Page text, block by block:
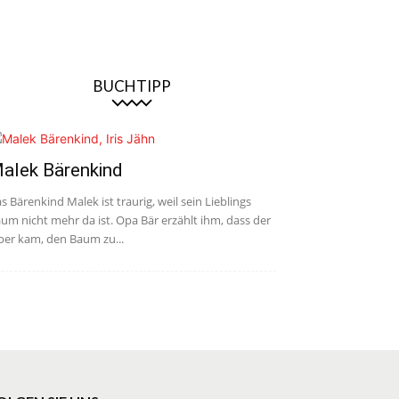
BUCHTIPP
Bärenkind
Bärenkind Malek ist traurig, weil sein Lieblings
nicht mehr da ist. Opa Bär erzählt ihm, dass der
kam, den Baum zu...